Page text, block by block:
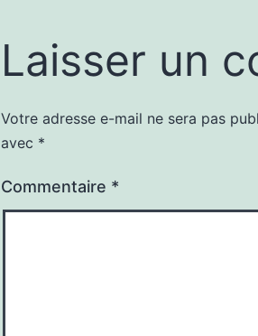
Laisser un
Votre adresse e-mail ne sera pas
avec *
Commentaire *